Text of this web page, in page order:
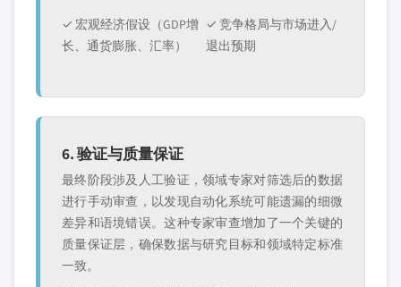
✓ 宏观经济假设（GDP增
长、通货膨胀、汇率）
✓ 竞争格局与市场进入/
退出预期
6. 验证与质量保证
最终阶段涉及人工验证，领域专家对筛选后的数据
进行手动审查，以发现自动化系统可能遗漏的细微
差异和语境错误。这种专家审查增加了一个关键的
质量保证层，确保数据与研究目标和领域特定标准
一致。